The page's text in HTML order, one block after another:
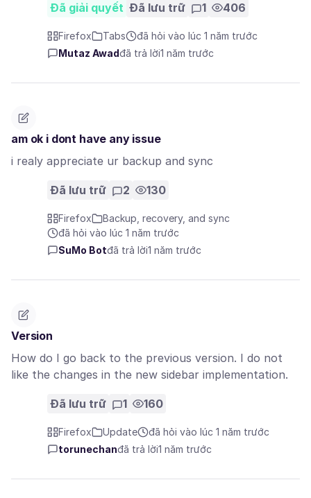
Đã giải quyết Đã lưu trữ 1 406
Firefox Tabs
đã hỏi vào lúc 1 năm trước
Mutaz Awadđã trả lời1 năm trước
am ok i dont have any issue
i realy appreciate ur backup and sync
Đã lưu trữ 2 130
Firefox
Backup, recovery, and sync
đã hỏi vào lúc 1 năm trước
SuMo Botđã trả lời1 năm trước
Version
How do I go back to the previous version. I do not
like the changes in the new sidebar implementation.
Đã lưu trữ 1 160
Firefox Update
đã hỏi vào lúc 1 năm trước
torunechanđã trả lời1 năm trước